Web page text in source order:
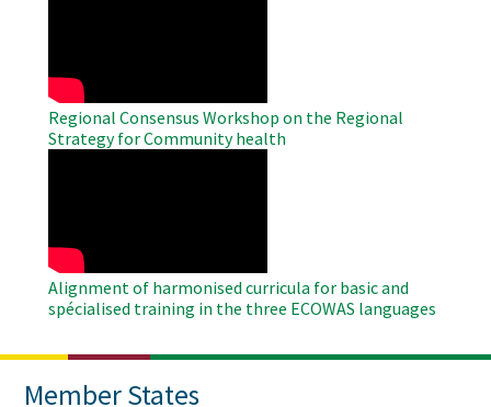
Regional Consensus Workshop on the Regional
Strategy for Community health
Alignment of harmonised curricula for basic and
spécialised training in the three ECOWAS languages
Member States